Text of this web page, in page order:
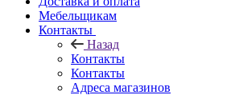
Мебельщикам
Контакты
Назад
Контакты
Контакты
Адреса магазинов